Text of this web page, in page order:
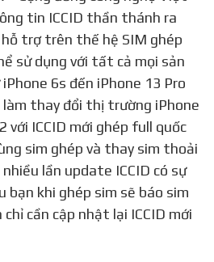
tin ICCID thần thánh ra
trợ trên thế hệ SIM ghép
sử dụng với tất cả mọi sản
6s đến iPhone 13 Pro
làm thay đổi thị trường iPhone
với ICCID mới ghép full quốc
sim ghép và thay sim thoải
lần update ICCID có sự
bạn khi ghép sim sẽ báo sim
cần cập nhật lại ICCID mới